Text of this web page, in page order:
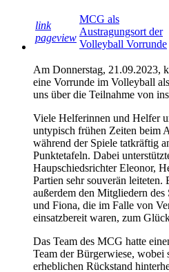
link
pageview
MCG als
Austragungsort der
Volleyball Vorrunde
Am Donnerstag, 21.09.2023,
eine Vorrunde im Volleyball
uns über die Teilnahme von
Viele Helferinnen und Helfer
untypisch frühen Zeiten beim
während der Spiele tatkräftig
Punktetafeln. Dabei
Haupschiedsrichter Eleonor,
Partien sehr souverän
außerdem den Mitgliedern des
und Fiona, die im Falle von
einsatzbereit waren, zum
Das Team des MCG hatte
Team der Bürgerwiese, wobei
erheblichen Rückstand